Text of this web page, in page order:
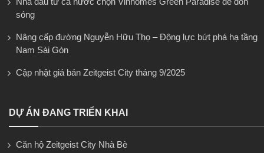
sóng
Nâng cấp đường Nguyễn Hữu Thọ – Động lực bứt phá hạ tầng
Nam Sài Gòn
Cập nhật giá bán Zeitgeist City tháng 9/2025
DỰ ÁN ĐANG TRIỂN KHAI
Căn hộ Zeitgeist City Nhà Bè